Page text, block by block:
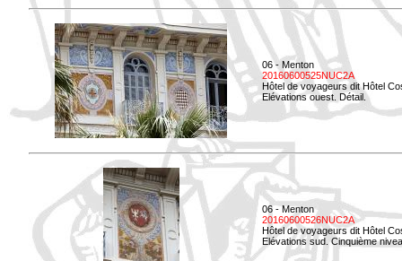
06 - Menton
20160600525NUC2A
Hôtel de voyageurs dit Hôtel
Elévations ouest. Détail.
06 - Menton
20160600526NUC2A
Hôtel de voyageurs dit Hôtel
Elévations sud. Cinquième